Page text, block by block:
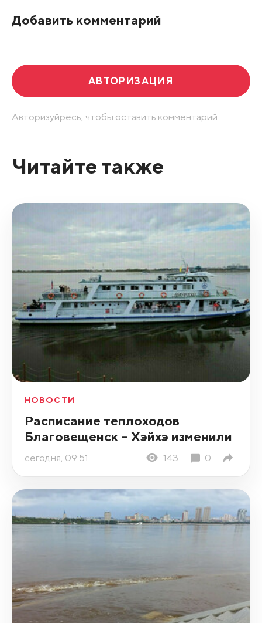
Добавить комментарий
АВТОРИЗАЦИЯ
Авторизуйресь, чтобы оставить комментарий.
Читайте также
НОВОСТИ
Расписание теплоходов
Благовещенск – Хэйхэ изменили
сегодня, 09:51 143 0